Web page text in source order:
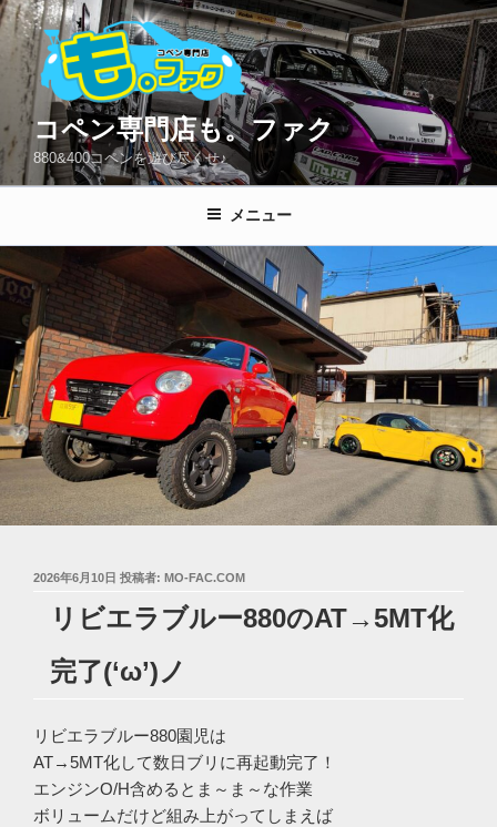
コ
ン
へ
プ
コペン専門店も。ファク
880&400コペンを遊び尽くせ♪
メニュー
投
2026年6月10日 投稿者: MO-FAC.COM
リビエラブルー880のAT→5MT化
完了(‘ω’)ノ
リビエラブルー880園児は
AT→5MT化して数日ブリに再起動完了！
エンジンO/H含めるとま～ま～な作業
ボリュームだけど組み上がってしまえば